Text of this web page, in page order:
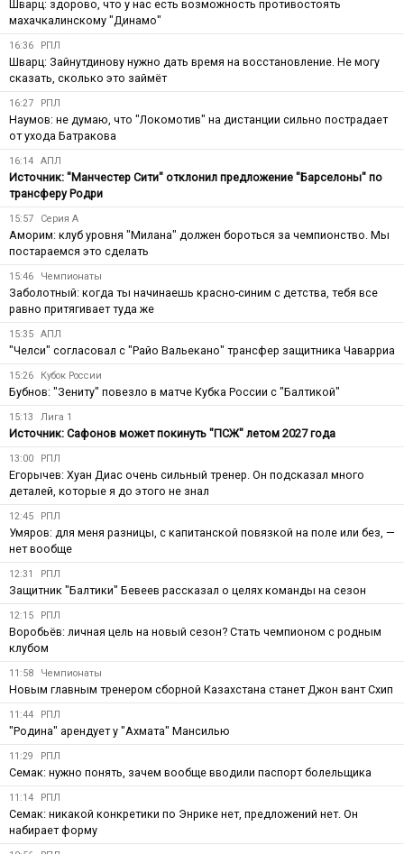
Шварц: здорово, что у нас есть возможность противостоять
махачкалинскому "Динамо"
16:36 РПЛ
Шварц: Зайнутдинову нужно дать время на восстановление. Не могу
сказать, сколько это займёт
16:27 РПЛ
Наумов: не думаю, что "Локомотив" на дистанции сильно пострадает
от ухода Батракова
16:14 АПЛ
Источник: "Манчестер Сити" отклонил предложение "Барселоны" по
трансферу Родри
15:57 Серия А
Аморим: клуб уровня "Милана" должен бороться за чемпионство. Мы
постараемся это сделать
15:46 Чемпионаты
Заболотный: когда ты начинаешь красно-синим с детства, тебя все
равно притягивает туда же
15:35 АПЛ
"Челси" согласовал с "Райо Вальекано" трансфер защитника Чаварриа
15:26 Кубок России
Бубнов: "Зениту" повезло в матче Кубка России с "Балтикой"
15:13 Лига 1
Источник: Сафонов может покинуть "ПСЖ" летом 2027 года
13:00 РПЛ
Егорычев: Хуан Диас очень сильный тренер. Он подсказал много
деталей, которые я до этого не знал
12:45 РПЛ
Умяров: для меня разницы, с капитанской повязкой на поле или без, —
нет вообще
12:31 РПЛ
Защитник "Балтики" Бевеев рассказал о целях команды на сезон
12:15 РПЛ
Воробьёв: личная цель на новый сезон? Стать чемпионом с родным
клубом
11:58 Чемпионаты
Новым главным тренером сборной Казахстана станет Джон вант Схип
11:44 РПЛ
"Родина" арендует у "Ахмата" Мансилью
11:29 РПЛ
Семак: нужно понять, зачем вообще вводили паспорт болельщика
11:14 РПЛ
Семак: никакой конкретики по Энрике нет, предложений нет. Он
набирает форму